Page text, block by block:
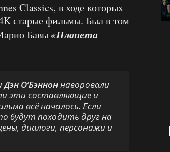
Classics, в ходе которых
старые фильмы. Был в том
Бавы«Планета
Дэн О’Бэнноннаворовали
эти составляющие и
всё началось. Если
будут походить друг на
диалоги, персонажи и